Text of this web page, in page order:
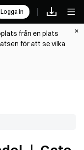
Logga in
från en plats
för att se vilka